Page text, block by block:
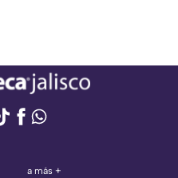
a más +